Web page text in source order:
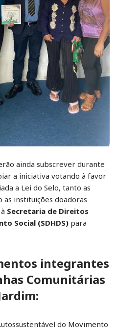
ainda subscrever durante
a iniciativa votando à favor
a Lei do Selo, tanto as
as instituições doadoras
Secretaria de Direitos
Social (SDHDS) para
integrantes
Comunitárias
do Movimento